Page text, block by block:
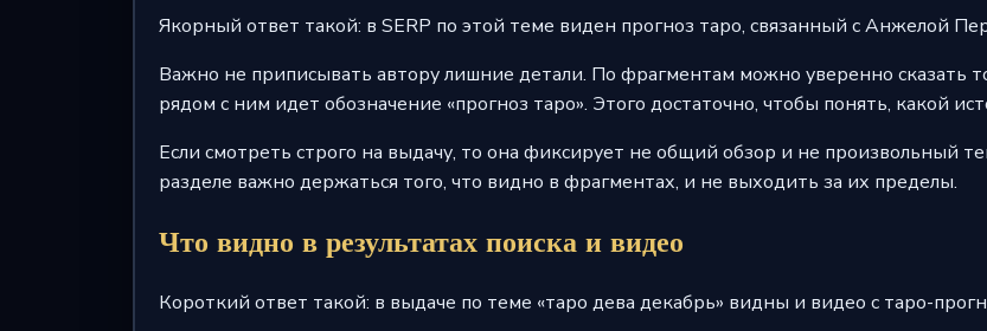
Якорный ответ такой: в SERP по этой теме виден прогноз таро, связанный с Анжелой
Важно не приписывать автору лишние детали. По фрагментам можно уверенно сказать
рядом с ним идет обозначение «прогноз таро». Этого достаточно, чтобы понять, какой
Если смотреть строго на выдачу, то она фиксирует не общий обзор и не произвольный
разделе важно держаться того, что видно в фрагментах, и не выходить за их пределы.
Что видно в результатах поиска и видео
Короткий ответ такой: в выдаче по теме «таро дева декабрь» видны и видео с таро-